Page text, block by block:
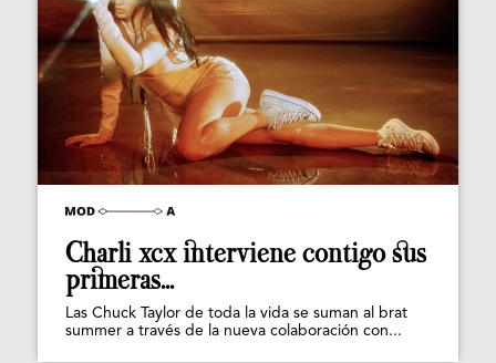
Charli xcx interviene contigo sus
primeras...
Las Chuck Taylor de toda la vida se suman al brat
summer a través de la nueva colaboración con...